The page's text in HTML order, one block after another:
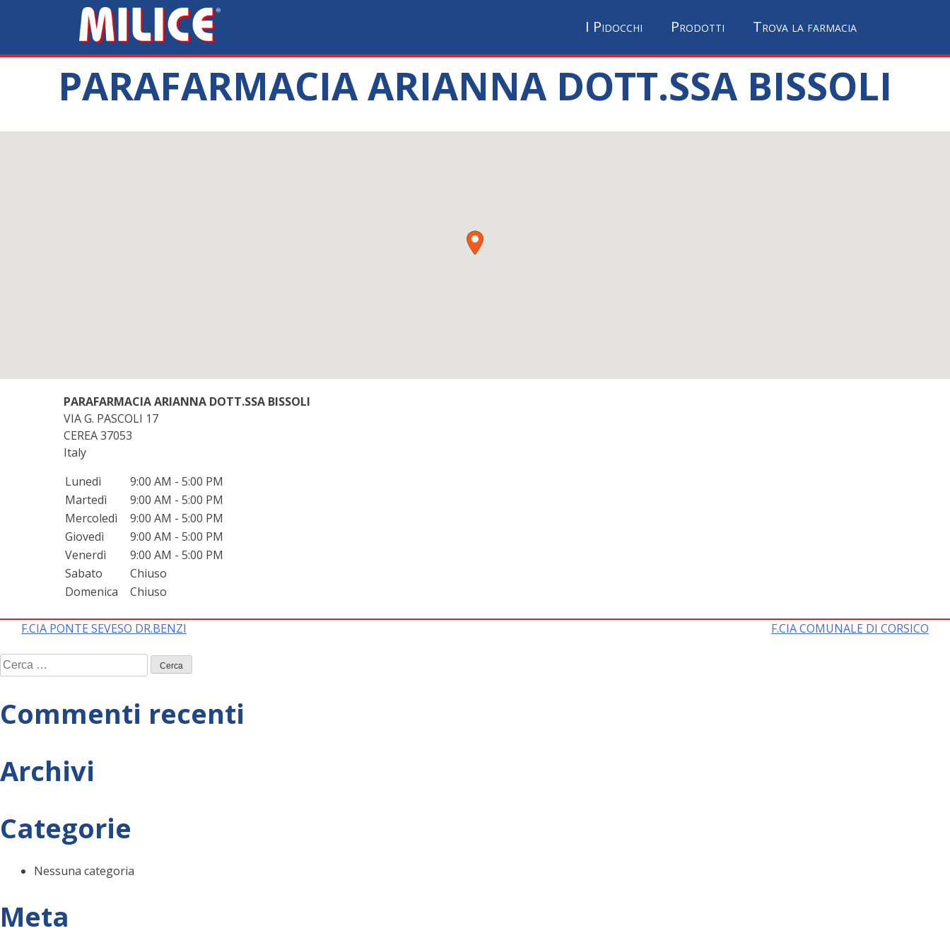
I Pidocchi Prodotti Trova la farmacia
PARAFARMACIA ARIANNA DOTT.SSA BISSOLI
PARAFARMACIA ARIANNA DOTT.SSA BISSOLI
VIA G. PASCOLI 17
CEREA37053
Italy
Lunedì
9:00 AM - 5:00 PM
Martedì
9:00 AM - 5:00 PM
Mercoledì
9:00 AM - 5:00 PM
Giovedì
9:00 AM - 5:00 PM
Venerdì
9:00 AM - 5:00 PM
Sabato
Chiuso
Domenica
Chiuso
Navigazione
articoli
F.CIA PONTE SEVESO DR.BENZI F.CIA COMUNALE DI CORSICO
Ricerca
per:
Commenti recenti
Archivi
Categorie
Nessuna categoria
Meta